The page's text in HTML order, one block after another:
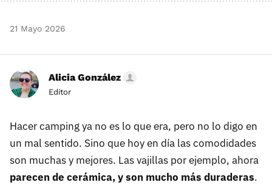
21 Mayo 2026
Alicia González
Editor
Hacer camping ya no es lo que era, pero no lo digo en
un mal sentido. Sino que hoy en día las comodidades
son muchas y mejores. Las vajillas por ejemplo, ahora
parecen de cerámica, y son mucho más duraderas.